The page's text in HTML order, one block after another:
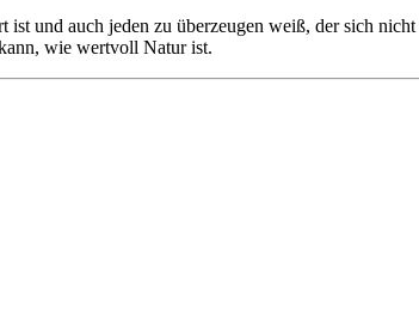
und auch jeden zu überzeugen weiß, der sich
wie wertvoll Natur ist.